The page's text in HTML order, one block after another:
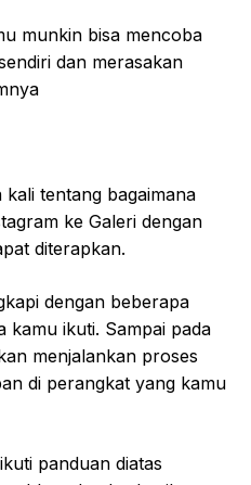
munkin bisa mencoba
dan merasakan
tentang bagaimana
ke Galeri dengan
diterapkan.
dengan beberapa
kamu ikuti. Sampai pada
menjalankan proses
di perangkat yang kamu
panduan diatas